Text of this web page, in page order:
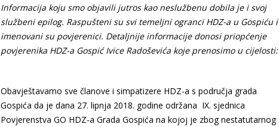
Informacija koju smo objavili jutros kao neslužbenu dobila je i svoj
službeni epilog. Raspušteni su svi temeljni ogranci HDZ-a u Gospiću i
imenovani su povjerenici. Detaljnije informacije donosi priopćenje
povjerenika HDZ-a Gospić Ivice Radoševića koje prenosimo u cijelosti:
Obavještavamo sve članove i simpatizere HDZ-a s područja grada
Gospića da je dana 27. lipnja 2018. godine održana IX. sjednica
Povjerenstva GO HDZ-a Grada Gospića na kojoj je zbog nestatutarnog